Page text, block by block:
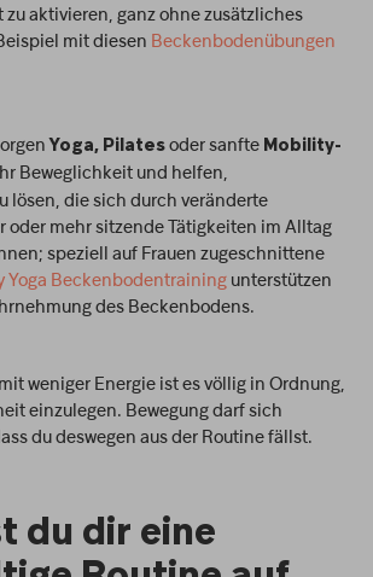
zu aktivieren, ganz ohne zusätzliches
mit diesen Beckenbodenübungen
Yoga, Pilates oder sanfte Mobility-
Beweglichkeit und helfen,
lösen, die sich durch veränderte
oder mehr sitzende Tätigkeiten im Alltag
speziell auf Frauen zugeschnittene
Yoga Beckenbodentraining unterstützen
des Beckenbodens.
weniger Energie ist es völlig in Ordnung,
einzulegen. Bewegung darf sich
du deswegen aus der Routine fällst.
du dir eine